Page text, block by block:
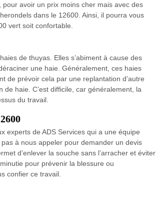
avoir un prix moins cher mais avec des
dans le 12600. Ainsi, il pourra vous
vert soit confortable.
de thuyas. Elles s’abiment à cause des
une haie. Généralement, ces haies
de prévoir cela par une replantation d’autre
de haie. C’est difficile, car généralement, la
du travail.
experts de ADS Services qui a une équipe
à nous appeler pour demander un devis
d’enlever la souche sans l’arracher et éviter
pour prévenir la blessure ou
confier ce travail.